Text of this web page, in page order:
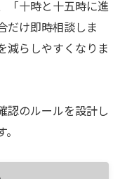
「十時と十五時に進
だけ即時相談しま
減らしやすくなりま
認のルールを設計し